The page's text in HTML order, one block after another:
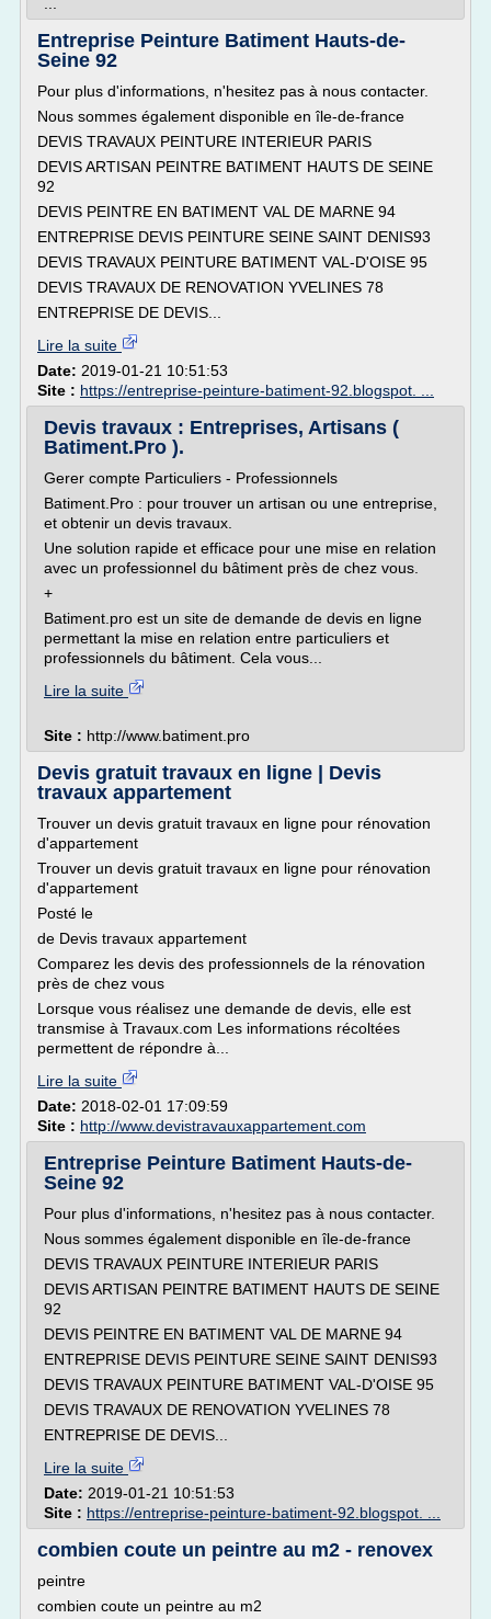
Entreprise Peinture Batiment Hauts-de-
Seine 92
Pour plus d'informations, n'hesitez pas à nous contacter.
Nous sommes également disponible en île-de-france
DEVIS TRAVAUX PEINTURE INTERIEUR PARIS
DEVIS ARTISAN PEINTRE BATIMENT HAUTS DE SEINE
92
DEVIS PEINTRE EN BATIMENT VAL DE MARNE 94
ENTREPRISE DEVIS PEINTURE SEINE SAINT DENIS93
DEVIS TRAVAUX PEINTURE BATIMENT VAL-D'OISE 95
DEVIS TRAVAUX DE RENOVATION YVELINES 78
ENTREPRISE DE DEVIS...
Lire la suite
Date: 2019-01-21 10:51:53
Site : https://entreprise-peinture-batiment-92.blogspot. ...
Devis travaux : Entreprises, Artisans (
Batiment.Pro ).
Gerer compte Particuliers - Professionnels
Batiment.Pro : pour trouver un artisan ou une entreprise,
et obtenir un devis travaux.
Une solution rapide et efficace pour une mise en relation
avec un professionnel du bâtiment près de chez vous.
+
Batiment.pro est un site de demande de devis en ligne
permettant la mise en relation entre particuliers et
professionnels du bâtiment. Cela vous...
Lire la suite
Site : http://www.batiment.pro
Devis gratuit travaux en ligne | Devis
travaux appartement
Trouver un devis gratuit travaux en ligne pour rénovation
d'appartement
Trouver un devis gratuit travaux en ligne pour rénovation
d'appartement
Posté le
de Devis travaux appartement
Comparez les devis des professionnels de la rénovation
près de chez vous
Lorsque vous réalisez une demande de devis, elle est
transmise à Travaux.com Les informations récoltées
permettent de répondre à...
Lire la suite
Date: 2018-02-01 17:09:59
Site : http://www.devistravauxappartement.com
Entreprise Peinture Batiment Hauts-de-
Seine 92
Pour plus d'informations, n'hesitez pas à nous contacter.
Nous sommes également disponible en île-de-france
DEVIS TRAVAUX PEINTURE INTERIEUR PARIS
DEVIS ARTISAN PEINTRE BATIMENT HAUTS DE SEINE
92
DEVIS PEINTRE EN BATIMENT VAL DE MARNE 94
ENTREPRISE DEVIS PEINTURE SEINE SAINT DENIS93
DEVIS TRAVAUX PEINTURE BATIMENT VAL-D'OISE 95
DEVIS TRAVAUX DE RENOVATION YVELINES 78
ENTREPRISE DE DEVIS...
Lire la suite
Date: 2019-01-21 10:51:53
Site : https://entreprise-peinture-batiment-92.blogspot. ...
combien coute un peintre au m2 - renovex
peintre
combien coute un peintre au m2